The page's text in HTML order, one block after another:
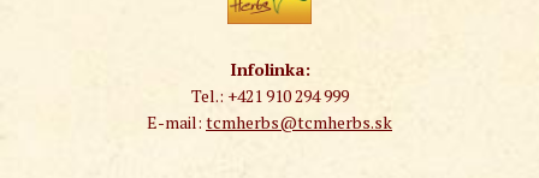
Infolinka:
Tel.: +421 910 294 999
E-mail: tcmherbs@tcmherbs.sk